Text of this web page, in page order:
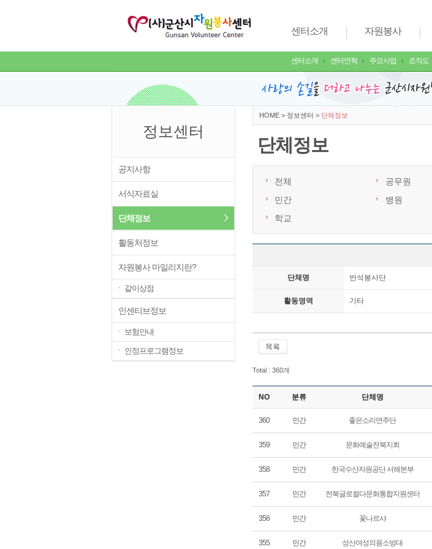
센터소개
센터소개 센터연혁 주요사업 조직도
자원봉사
정보센터
공지사항
서식자료실
단체정보
활동처정보
자원봉사 마일리지란?
ㆍ 같이상점
인센티브정보
ㆍ 보험안내
ㆍ 인정프로그램정보
HOME > 정보센터 > 단체정보
단체정보
전체 공무원
민간
병원
학교
단체명 반석봉사단
활동영역 기타
Total : 360개
NO 분류 단체명
360 민간 좋은소리연주단
359 민간 문화예술전북지회
358 민간 한국수산자원공단 서해본부
357 민간 전북글로컬다문화통합지원센터
356 민간 꽃나르샤
355 민간 성산여성의용소방대